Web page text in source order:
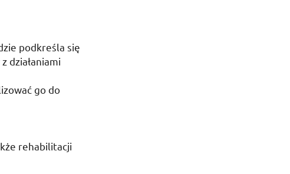
podkreśla się
działaniami
go do
rehabilitacji